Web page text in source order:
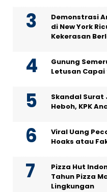
Demonstrasi
di New York
Kekerasan
Gunung
Letusan
Skandal Surat
Heboh, KPK
Viral Uang
Hoaks atau
Pizza Hut
Tahun Pizza
Lingkungan